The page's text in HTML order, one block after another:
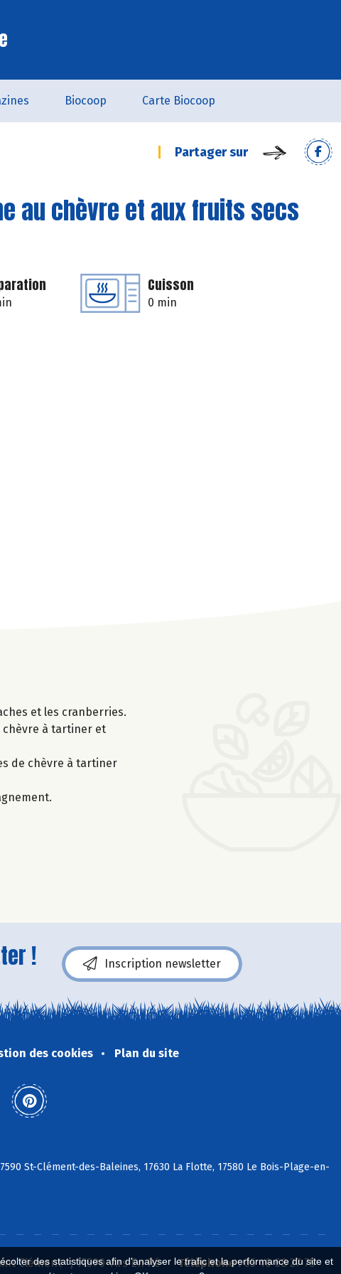
des statistiques afin d'analyser le trafic et la performance du site et
Biocoop Carte Biocoop
Partager sur
au chèvre et aux fruits secs
Cuisson
0 min
et les cranberries.
chèvre à tartiner et
de chèvre à tartiner
! Inscription newsletter
des cookies Plan du site
St-Clément-des-Baleines, 17630 La Flotte, 17580 Le Bois-Plage-en-
Clément , 17590 Ars En Ré Téléphone :05 46 68 27 75